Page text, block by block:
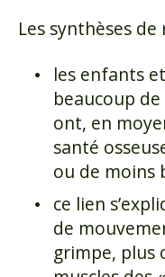
Les synthèses
les enfants
beaucoup
ont, en
santé
ou de moins
ce lien
de
grimpe, plus